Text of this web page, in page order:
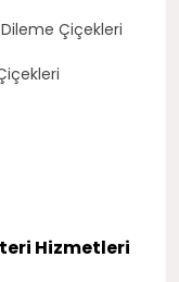
Çiçekleri
Hizmetleri